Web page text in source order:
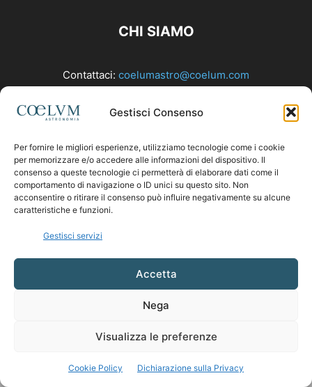
Gestisci Consenso
Per fornire le migliori esperienze, utilizziamo tecnologie come i cookie
per memorizzare e/o accedere alle informazioni del dispositivo. Il
consenso a queste tecnologie ci permetterà di elaborare dati come il
comportamento di navigazione o ID unici su questo sito. Non
acconsentire o ritirare il consenso può influire negativamente su alcune
caratteristiche e funzioni.
Gestisci servizi
Accetta
Nega
Visualizza le preferenze
Cookie Policy Dichiarazione sulla Privacy
CHI SIAMO
Contattaci: coelumastro@coelum.com
SEGUICI